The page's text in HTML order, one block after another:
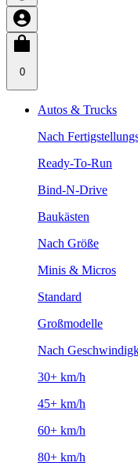
0
Autos & Trucks
Nach
Ready-To-Run
Bind-N-Drive
Baukästen
Nach Größe
Minis & Micros
Standard
Großmodelle
Nach
30+ km/h
45+ km/h
60+ km/h
80+ km/h